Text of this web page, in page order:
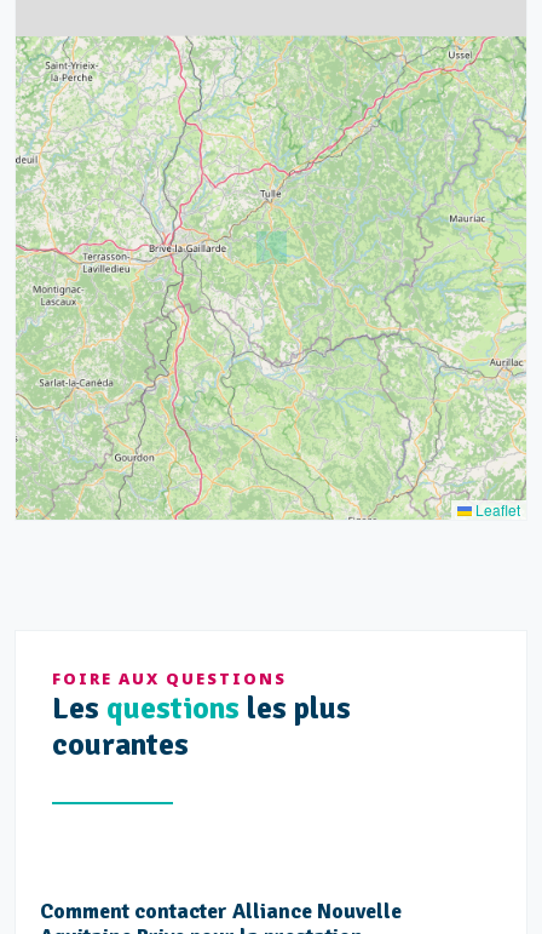
4
15
21
14
32
39
52 68
43
Leaflet
FOIRE AUX QUESTIONS
Les questions les plus
courantes
Comment contacter Alliance Nouvelle